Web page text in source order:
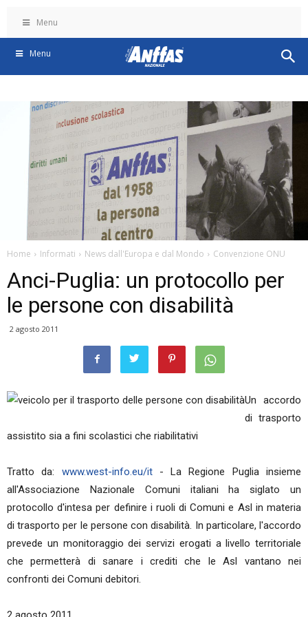
Menu
Menu
Home Informati News dall'Europa e dal Mondo Convenzione ONU
Anci-Puglia: un protocollo per
le persone con disabilità
2 agosto 2011
Un accordo
di trasporto
assistito sia a fini scolastici che riabilitativi
Tratto da: www.west-info.eu/it- La Regione Puglia insieme
all'Associazione Nazionale Comuni italiani ha siglato un
protocollo d'intesa per definire i ruoli di Comuni e Asl in materia
di trasporto per le persone con disabilità. In particolare, l'accordo
prevede un monitoraggio dei servizi erogati a livello territoriale
che permetterà di sanare i crediti che le Asl vantano nei
confronti dei Comuni debitori.